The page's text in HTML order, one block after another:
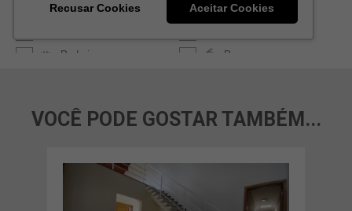
VOCÊ PODE GOSTAR TAMBÉM...